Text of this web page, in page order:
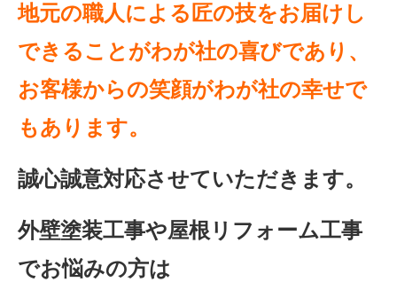
地元の職人による匠の技をお届けし
できることがわが社の喜びであり、
お客様からの笑顔がわが社の幸せで
もあります。
誠心誠意対応させていただきます。
外壁塗装工事や屋根リフォーム工事
でお悩みの方は